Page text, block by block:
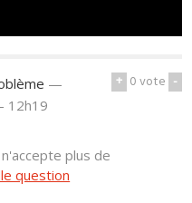
+ 0vote -
—
12h19
plus de
question